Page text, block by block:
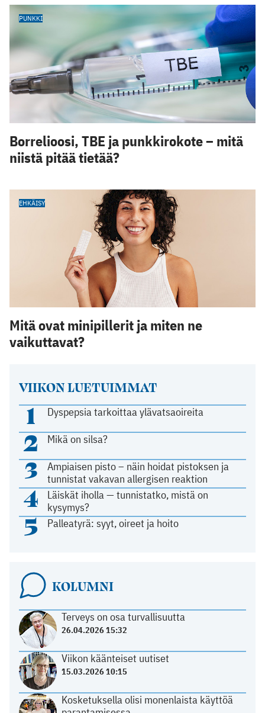
VIIKON LUETUIMMAT
1 Dyspepsia tarkoittaa ylävatsaoireita
2 Mikä on silsa?
3
Ampiaisen pisto – näin hoidat pistoksen ja
tunnistat vakavan allergisen reaktion
4
Läiskät iholla — tunnistatko, mistä on
kysymys?
5 Palleatyrä: syyt, oireet ja hoito
KOLUMNI
Terveys on osa turvallisuutta
26.04.2026 15:32
Viikon käänteiset uutiset
15.03.2026 10:15
Kosketuksella olisi monenlaista käyttöä
PUNKKI
Borrelioosi, TBE ja punkkirokote – mitä
niistä pitää tietää?
EHKÄISY
Mitä ovat minipillerit ja miten ne
vaikuttavat?